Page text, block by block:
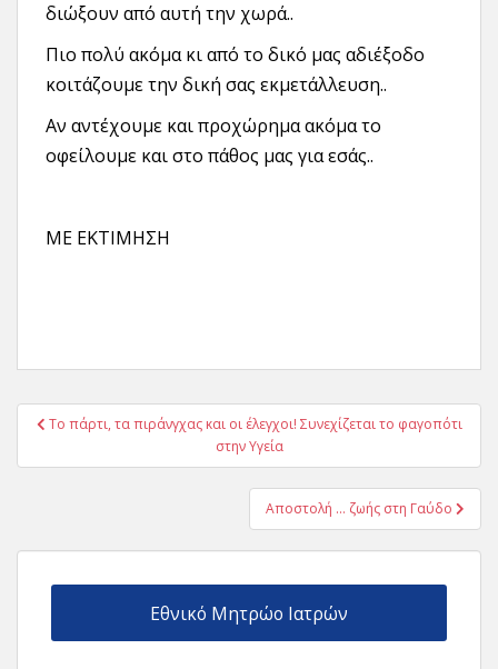
διώξουν από αυτή την χωρά..
Πιο πολύ ακόμα κι από το δικό μας αδιέξοδο
κοιτάζουμε την δική σας εκμετάλλευση..
Αν αντέχουμε και προχώρημα ακόμα το
οφείλουμε και στο πάθος μας για εσάς..
ΜΕ ΕΚΤΙΜΗΣΗ
Πλοήγηση
Το πάρτι, τα πιράνγχας και οι έλεγχοι! Συνεχίζεται το φαγοπότι
στην Υγεία
Αποστολή … ζωής στη Γαύδο
Εθνικό Μητρώο Ιατρών